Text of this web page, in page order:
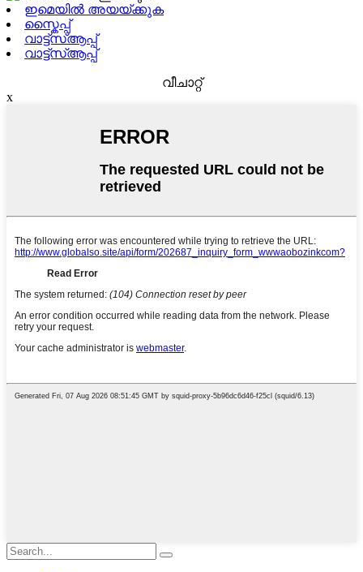
ഇമെയിൽ അയയ്ക്കുക
സ്കൈപ്പ്
വാട്ട്‌സ്ആപ്പ്
വാട്ട്‌സ്ആപ്പ്
വീചാറ്റ്
x